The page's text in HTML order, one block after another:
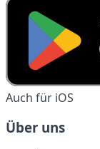
Auch für iOS
Über uns